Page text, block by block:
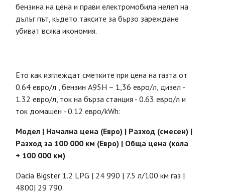
бензина на цена и прави електромобила нелеп на
дълъг път, където таксите за бързо зареждане
убиват всяка икономия.
Ето как изглеждат сметките при цена на газта от
0.64 евро/л , бензин А95Н – 1,36 евро/л, дизел -
1.32 евро/л, ток на бърза станция - 0.63 евро/л и
ток домашен - 0.12 евро/kWh:
Модел | Начална цена (Eвро) | Разход (смесен) |
Разход за 100 000 км (Eвро) | Обща цена (кола
+ 100 000 км)
Dacia Bigster 1.2 LPG | 24 990 | 7.5 л/100 км газ |
4800| 29 790